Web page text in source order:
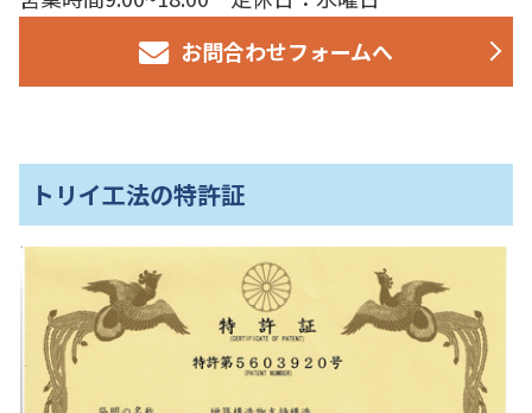
お問合わせフォームへ
トリイ工法の特許証